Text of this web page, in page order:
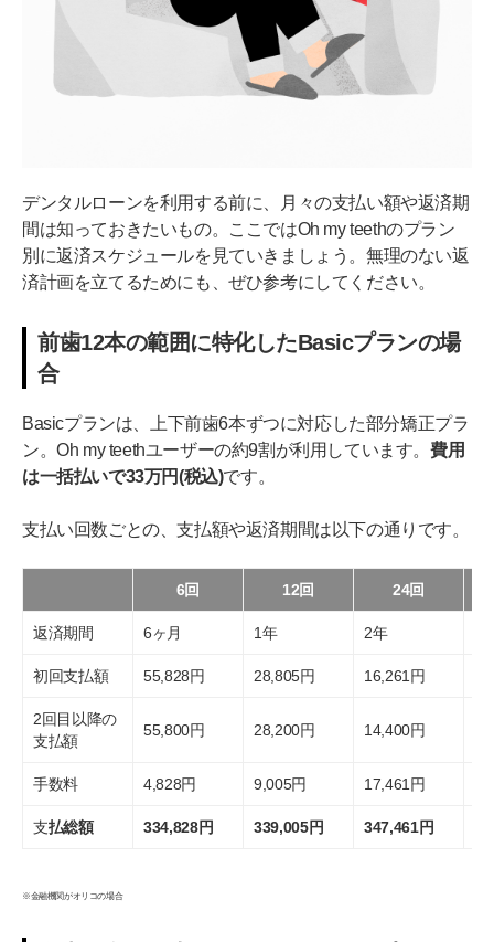
デンタルローンを利用する前に、月々の支払い額や返済期
間は知っておきたいもの。ここではOh my teethのプラン
別に返済スケジュールを見ていきましょう。無理のない返
済計画を立てるためにも、ぜひ参考にしてください。
前歯12本の範囲に特化したBasicプランの場
合
Basicプランは、上下前歯6本ずつに対応した部分矯正プラ
ン。Oh my teethユーザーの約9割が利用しています。費用
は一括払いで33万円(税込)です。
支払い回数ごとの、支払額や返済期間は以下の通りです。
6回 12回 24回
返済期間 6ヶ月 1年 2年
初回支払額 55,828円 28,805円 16,261円
2回目以降の
支払額
55,800円 28,200円 14,400円
手数料 4,828円 9,005円 17,461円
支払総額 334,828円 339,005円 347,461円
※金融機関がオリコの場合